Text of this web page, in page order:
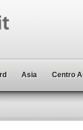
Asia Centro